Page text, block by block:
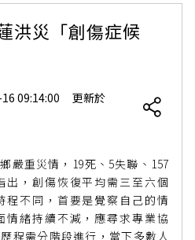
洪災「創傷症候
09:14:00
更新於
嚴重災情，19死、5失聯、157
，創傷恢復平均需三至六個
程不同，首要是覺察自己的情
情緒持續不減，應尋求專業協
程需分階段進行，當下多數人